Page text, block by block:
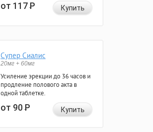
от 117Р Купить
Супер Сиалис
20мг + 60мг
Усиление эрекции до 36 часов и
продление полового акта в
одной таблетке.
от 90Р Купить